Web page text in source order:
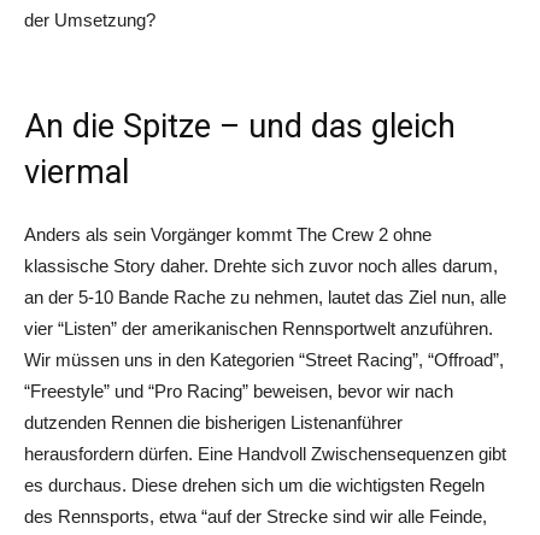
der Umsetzung?
An die Spitze – und das gleich
viermal
Anders als sein Vorgänger kommt The Crew 2 ohne
klassische Story daher. Drehte sich zuvor noch alles darum,
an der 5-10 Bande Rache zu nehmen, lautet das Ziel nun, alle
vier “Listen” der amerikanischen Rennsportwelt anzuführen.
Wir müssen uns in den Kategorien “Street Racing”, “Offroad”,
“Freestyle” und “Pro Racing” beweisen, bevor wir nach
dutzenden Rennen die bisherigen Listenanführer
herausfordern dürfen. Eine Handvoll Zwischensequenzen gibt
es durchaus. Diese drehen sich um die wichtigsten Regeln
des Rennsports, etwa “auf der Strecke sind wir alle Feinde,